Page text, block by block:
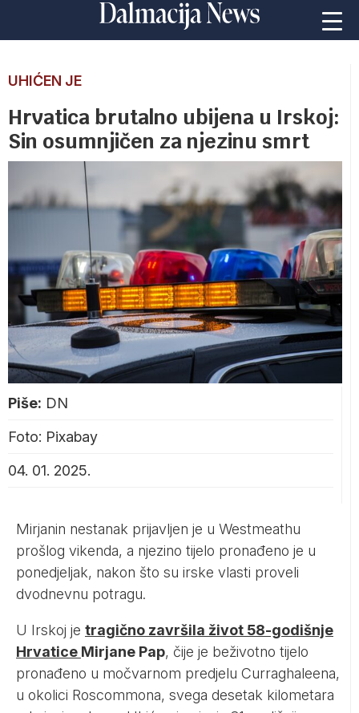
UHIĆEN JE
Hrvatica brutalno ubijena u Irskoj:
Sin osumnjičen za njezinu smrt
Piše: DN
Foto: Pixabay
04. 01. 2025.
Mirjanin nestanak prijavljen je u Westmeathu
prošlog vikenda, a njezino tijelo pronađeno je u
ponedjeljak, nakon što su irske vlasti proveli
dvodnevnu potragu.
U Irskoj je tragično završila život 58-godišnje
Hrvatice Mirjane Pap, čije je beživotno tijelo
pronađeno u močvarnom predjelu Curraghaleena,
u okolici Roscommona, svega desetak kilometara